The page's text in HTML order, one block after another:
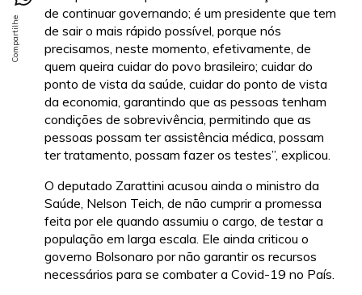
de continuar governando; é um presidente que tem
de sair o mais rápido possível, porque nós
precisamos, neste momento, efetivamente, de
quem queira cuidar do povo brasileiro; cuidar do
ponto de vista da saúde, cuidar do ponto de vista
da economia, garantindo que as pessoas tenham
condições de sobrevivência, permitindo que as
pessoas possam ter assistência médica, possam
ter tratamento, possam fazer os testes”, explicou.
O deputado Zarattini acusou ainda o ministro da
Saúde, Nelson Teich, de não cumprir a promessa
feita por ele quando assumiu o cargo, de testar a
população em larga escala. Ele ainda criticou o
governo Bolsonaro por não garantir os recursos
necessários para se combater a Covid-19 no País.